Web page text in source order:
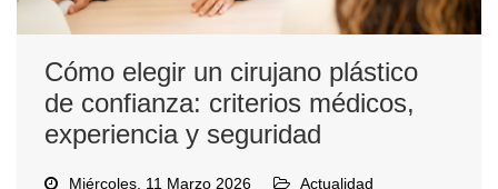
Cómo elegir un cirujano plástico
de confianza: criterios médicos,
experiencia y seguridad
Miércoles, 11 Marzo 2026
Actualidad